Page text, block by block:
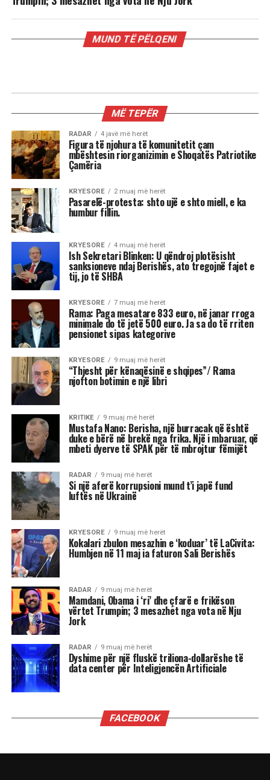
MUND TË PËLQENI
Mamdani, Obama i ‘ri’ dhe çfarë e
frikëson vërtet Trumpin; 3 mesazhet
nga vota në Nju Jork
Shkruar nga Massimo Gaggi
Fitorja e Mamdanit duhet të
trajtohet me kujdes nga
Partia Demokratike. Ajo ka
rizbuluar aftësitë e
ndërmjetësimit agresiv të
Barack Obamës, duke
shfrytëzuar shqetësimet e
votuesve në lidhje me
ekonominë përpara
zgjedhjeve të mesit të
mandatit…
Tenda e madhe, kostoja e lartë e jetesës,
rregullat në ndryshim të lojës: në dritën e fitores
së Mamdanit, kryetarit të ri të bashkisë së Nju
Jorkut, Socialist Demokrat, dhe sukseseve të tjera
të Partisë Progresive në zgjedhjet e 4 nëntorit,
nga fitimi i posteve të guvernatorëve të
Virxhinias dhe Nju Xhersit deri te fitorja në
referendum në Kaliforni, këto tre fronte do të
jenë vendimtare, një vit nga tani, në zgjedhjet e
nga kontrolli i Kongresit.
Fitorja e madhe e Mamdanit, me mobilizimin e